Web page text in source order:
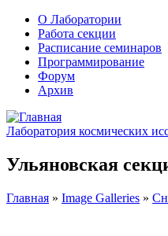
О Лаборатории
Работа секции
Расписание семинаров
Программирование
Форум
Архив
Лаборатория космических
Ульяновская
Главная » Image Galleries »